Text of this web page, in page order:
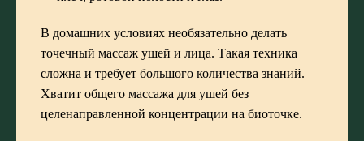
В домашних условиях необязательно делать
точечный массаж ушей и лица. Такая техника
сложна и требует большого количества знаний.
Хватит общего массажа для ушей без
целенаправленной концентрации на биоточке.